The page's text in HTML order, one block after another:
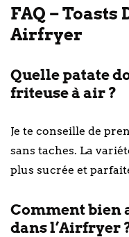
FAQ – Toasts
Airfryer
Quelle patate
friteuse à air ?
Je te conseille de
sans taches. La
plus sucrée et
Comment bien
dans l’Airfryer